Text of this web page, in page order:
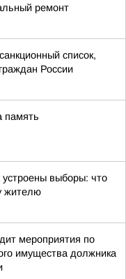
ремонт
список,
России
память
выборы: что
жителю
мероприятия по
имущества должника